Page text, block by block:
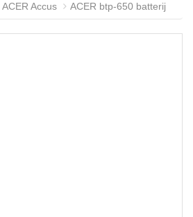
ACER Accus ACER btp-650 batterij